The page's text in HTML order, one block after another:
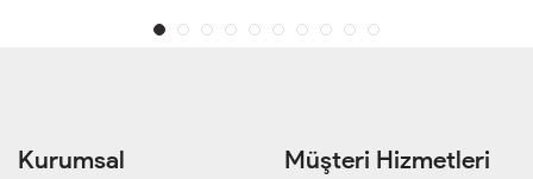
Kurumsal Müşteri Hizmetleri